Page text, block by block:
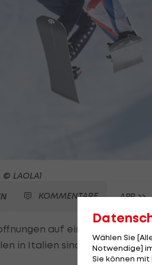
LAOLA1
KOMMENTARE APP >>
auf eine dritte
in Italien sind bereits im
Wählen Sie
Notwendige]
Sie können